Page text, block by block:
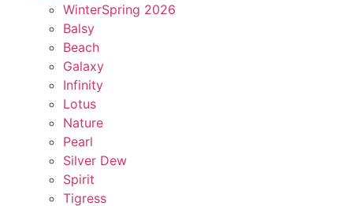
WinterSpring 2026
Balsy
Beach
Galaxy
Infinity
Lotus
Nature
Pearl
Silver Dew
Spirit
Tigress